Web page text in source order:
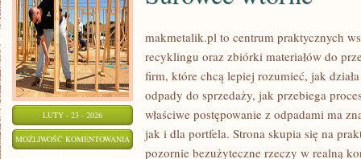
LUTY - 23 - 2026
MOŻLIWOŚĆ KOMENTOWANIA SUROWCE
makmetalik.pl to centrum praktycznych
recyklingu oraz zbiórki materiałów do
firm, które chcą lepiej rozumieć, jak
odpady do sprzedaży, jak przebiega
właściwe postępowanie z odpadami ma
jak i dla portfela. Strona skupia się na
pozornie bezużyteczne rzeczy w realną